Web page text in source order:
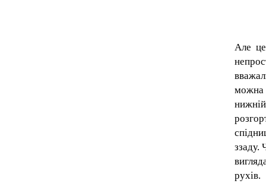
Але
можна
ззаду.
рухів.